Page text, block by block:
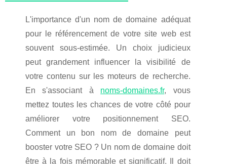
L'importance d'un nom de domaine adéquat
pour le référencement de votre site web est
souvent sous-estimée. Un choix judicieux
peut grandement influencer la visibilité de
votre contenu sur les moteurs de recherche.
En s'associant à noms-domaines.fr, vous
mettez toutes les chances de votre côté pour
améliorer votre positionnement SEO.
Comment un bon nom de domaine peut
booster votre SEO ? Un nom de domaine doit
être à la fois mémorable et significatif. Il doit